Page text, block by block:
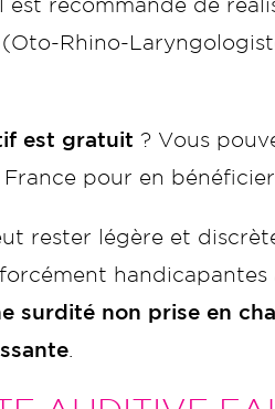
est recommandé de
(Oto-Rhino-
est gratuit ? Vous
pour en bénéficier.
rester légère et
handicapantes
surdité non prise en